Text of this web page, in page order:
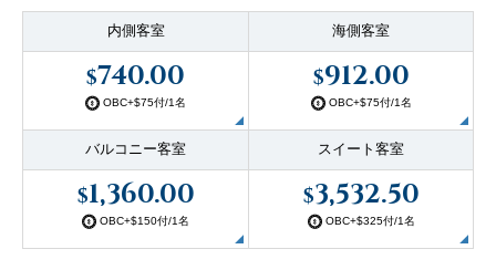
寄港地ガイド
トピックス パンフレット
ご予約後の流れ
セレブリティクルーズの世
内側客室
$740.00
OBC+$75付/1名
海側客室
$912.00
OBC+$75付/1名
バルコニー客室
$1,360.00
OBC+$150付/1名
スイート客室
$3,532.50
OBC+$325付/1名